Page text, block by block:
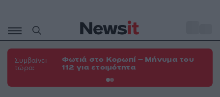
περιεχόμενο
Συμβαίνει
τώρα:
Φωτιά στο Κορωπί – Μήνυμα του
112 για ετοιμότητα